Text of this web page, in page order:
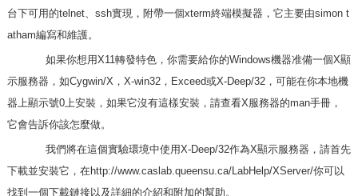
台下可用的telnet、ssh實現，附帶一個xterm終端模擬器，它主要由simon t
atham編寫和維護。
如果你想用X11轉發特色，你需要給你的Windows機器准備一個X顯
示服務器，如Cygwin/X，X-win32，Exceed或X-Deep/32，可能在你本地機
器上顯示號0上安裝，如果它沒有這樣安裝，請查看X服務器的man手冊，
它會告訴你該怎麼做。
我們將在這個實驗環境中使用X-Deep/32作為X顯示服務器，請首先
下載並安裝它，在http://www.caslab.queensu.ca/LabHelp/XServer/你可以
找到一個下載鏈接以及詳細的介紹和附加的幫助。